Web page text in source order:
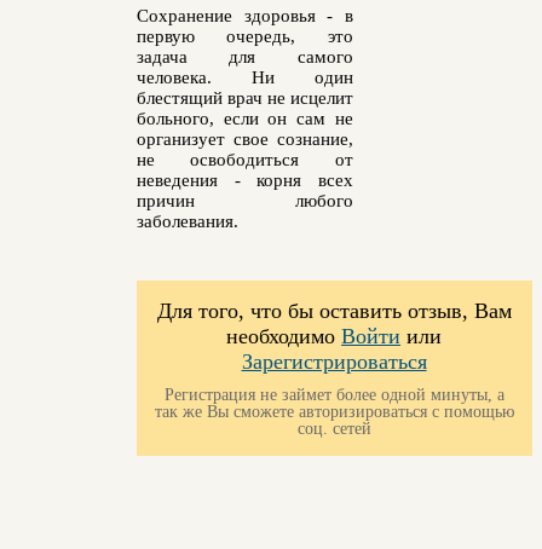
Сохранение здоровья - в
первую очередь, это
задача для самого
человека. Ни один
блестящий врач не исцелит
больного, если он сам не
организует свое сознание,
не освободиться от
неведения - корня всех
причин любого
заболевания.
Для того, что бы оставить отзыв, Вам
необходимоВойти или
Зарегистрироваться
Регистрация не займет более одной минуты, а
так же Вы сможете авторизироваться с помощью
соц. сетей